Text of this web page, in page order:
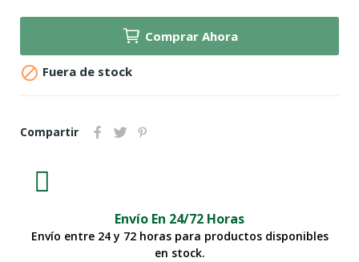
Comprar Ahora
 Fuera de stock
Compartir
Envío En 24/72 Horas
Envío entre 24 y 72 horas para productos disponibles
en stock.